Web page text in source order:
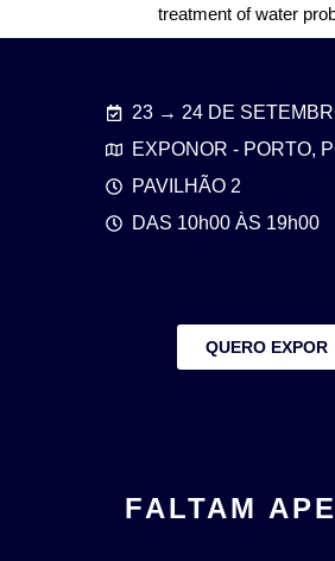
treatment of water
23 → 24 DE
EXPONOR - PORTO,
PAVILHÃO 2
DAS 10h00 ÀS 19h00
QUERO EXPOR
FALTAM